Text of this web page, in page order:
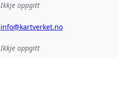
Ikkje oppgitt
info@kartverket.no
Ikkje oppgitt